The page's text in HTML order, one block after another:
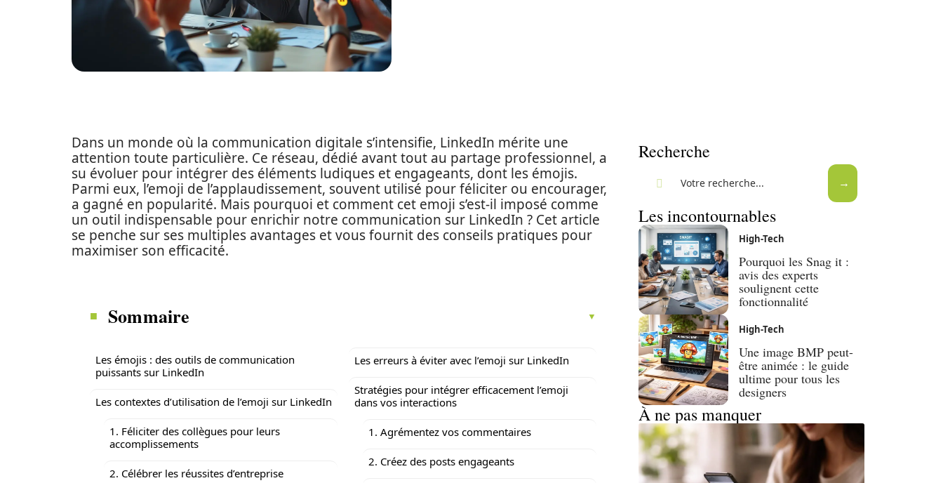
Dans un monde où la communication digitale s’intensifie, LinkedIn mérite une
attention toute particulière. Ce réseau, dédié avant tout au partage professionnel, a
su évoluer pour intégrer des éléments ludiques et engageants, dont les émojis.
Parmi eux, l’emoji de l’applaudissement, souvent utilisé pour féliciter ou encourager,
a gagné en popularité. Mais pourquoi et comment cet emoji s’est-il imposé comme
un outil indispensable pour enrichir notre communication sur LinkedIn ? Cet article
se penche sur ses multiples avantages et vous fournit des conseils pratiques pour
maximiser son efficacité.
Sommaire
Les émojis : des outils de communication
puissants sur LinkedIn
Les contextes d’utilisation de l’emoji sur LinkedIn
1. Féliciter des collègues pour leurs
accomplissements
2. Célébrer les réussites d’entreprise
Les erreurs à éviter avec l’emoji sur LinkedIn
Stratégies pour intégrer efficacement l’emoji
dans vos interactions
1. Agrémentez vos commentaires
2. Créez des posts engageants
Recherche
Les incontournables
High-Tech
Pourquoi les Snag it :
avis des experts
soulignent cette
fonctionnalité
High-Tech
Une image BMP peut-
être animée : le guide
ultime pour tous les
designers
À ne pas manquer